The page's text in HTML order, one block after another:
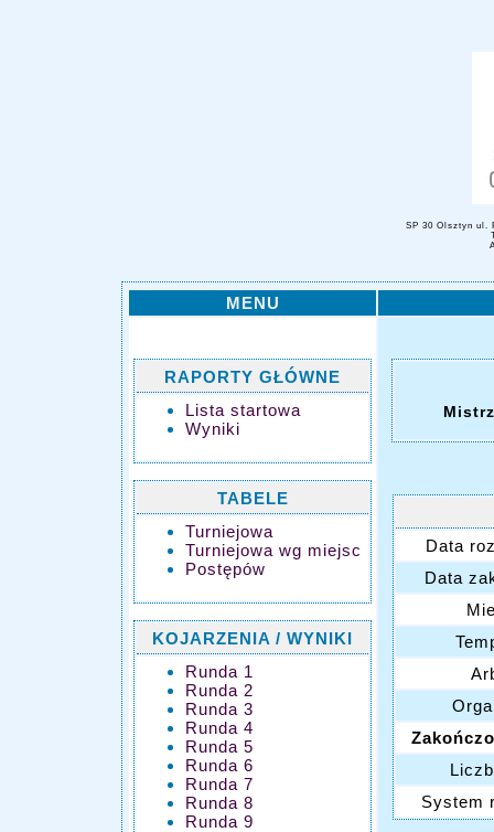
SP 30 Olsztyn ul.
MENU
RAPORTY GŁÓWNE
Lista startowa
Wyniki
TABELE
Turniejowa
Turniejowa wg miejsc
Postępów
KOJARZENIA / WYNIKI
Runda 1
Runda 2
Runda 3
Runda 4
Runda 5
Runda 6
Runda 7
Runda 8
Runda 9
Data
Data
System